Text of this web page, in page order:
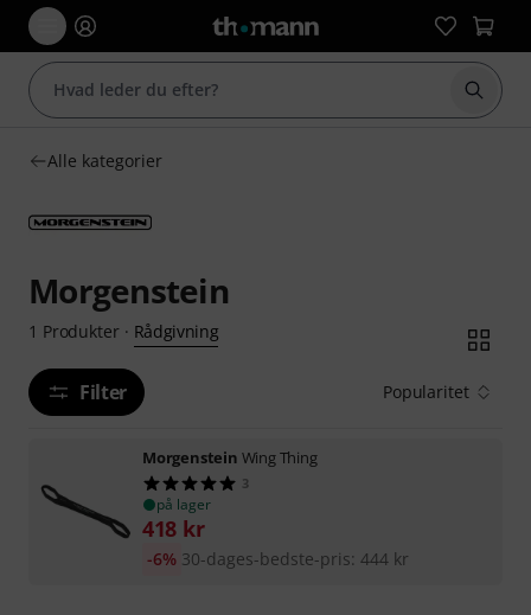
Start
Alle kategorier
Morgenstein
1 Produkter· Rådgivning
Filter Popularitet
Morgenstein Wing Thing
3
på lager
418 kr
30-dages-bedste-pris: 444 kr
-6%